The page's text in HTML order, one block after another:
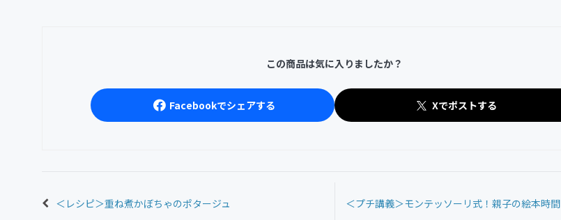
この商品は気に入りましたか？
Facebookでシェアする Xでポストする
＜レシピ＞重ね煮かぼちゃのポタージュ ＜プチ講義＞モンテッソーリ式！親子の絵本時間